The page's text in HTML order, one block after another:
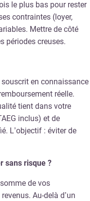
le plus bas pour rester
contraintes (loyer,
Mettre de côté
périodes creuses.
en connaissance
réelle.
tient dans votre
inclus) et de
L’objectif : éviter de
sans risque ?
de vos
Au-delà d’un